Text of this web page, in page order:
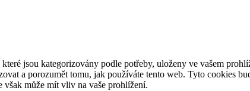
jsou kategorizovány podle potřeby, uloženy ve vašem
a porozumět tomu, jak používáte tento web. Tyto cookies
však může mít vliv na vaše prohlížení.